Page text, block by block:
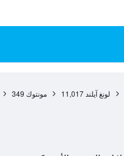
لونغ آيلند 11,017 مونتوك 349